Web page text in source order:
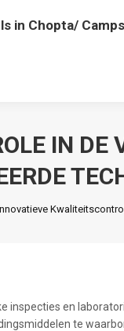
in Chopta/
IN DE
en
te